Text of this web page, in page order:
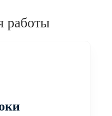
работы